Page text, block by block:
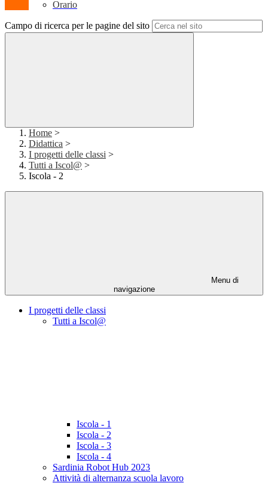
Orario
Campo di ricerca per le pagine del sito
Home >
Didattica >
I progetti delle classi >
Tutti a Iscol@ >
Iscola - 2
Menu di
navigazione
I progetti delle classi
Tutti a Iscol@
Iscola - 1
Iscola - 2
Iscola - 3
Iscola - 4
Sardinia Robot Hub 2023
Attività di alternanza scuola lavoro